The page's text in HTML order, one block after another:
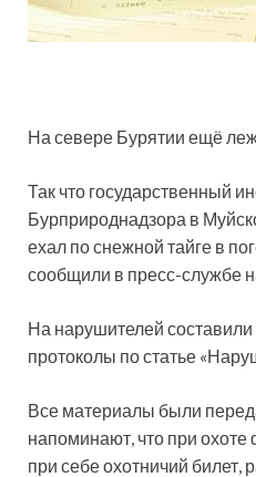
На севере Бурятии ещё
Так что государственный
Бурприроднадзора в
ехал по снежной тайге в
сообщили в пресс-службе
На нарушителей
протоколы по статье
Все материалы были
напоминают, что при
при себе охотничий билет,